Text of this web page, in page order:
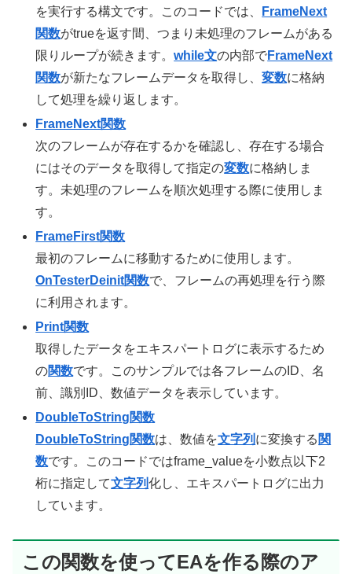
を実行する構文です。このコードでは、
FrameNext
関数がtrueを返す間、つまり未処理のフレームがある
限りループが続きます。while文の内部でFrameNext
関数が新たなフレームデータを取得し、変数に格納
して処理を繰り返します。
FrameNext関数
次のフレームが存在するかを確認し、存在する場合
にはそのデータを取得して指定の変数に格納しま
す。未処理のフレームを順次処理する際に使用しま
す。
FrameFirst関数
最初のフレームに移動するために使用します。
OnTesterDeinit関数で、フレームの再処理を行う際
に利用されます。
Print関数
取得したデータをエキスパートログに表示するため
の関数です。このサンプルでは各フレームのID、名
前、識別ID、数値データを表示しています。
DoubleToString関数
DoubleToString関数は、数値を文字列 に変換する 関
数です。このコードではframe_valueを小数点以下2
桁に指定して文字列化し、エキスパートログに出力
しています。
この関数を使ってEAを作る際のア